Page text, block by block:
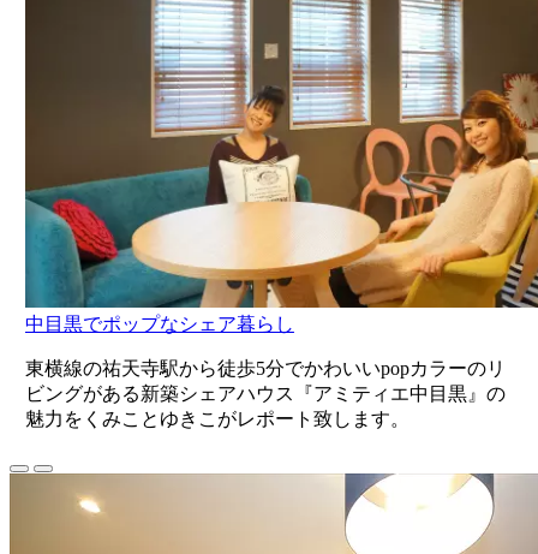
中目黒でポップなシェア暮らし
東横線の祐天寺駅から徒歩5分でかわいいpopカラーのリ
ビングがある新築シェアハウス『アミティエ中目黒』の
魅力をくみことゆきこがレポート致します。